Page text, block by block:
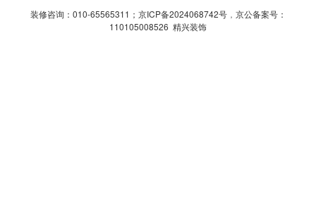
装修咨询：010-65565311； 京ICP备2024068742号， 京公备案号：
110105008526 精兴装饰